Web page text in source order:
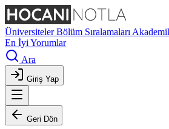
ÜniversitelerBölüm Sıralamaları
En İyi Yorumlar
Ara
Giriş Yap
Geri Dön